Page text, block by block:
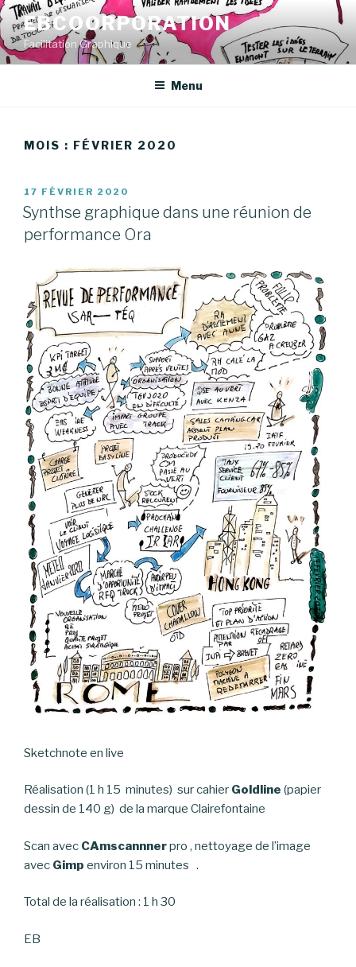
Aller
au
contenu
principal
EBCOORPORATION
Facilitation Graphique
Menu
MOIS : FÉVRIER 2020
PUBLIÉ
LE
17 FÉVRIER 2020
Synthse graphique dans une réunion de
performance Ora
Sketchnote en live
Réalisation (1 h 15 minutes) sur cahier Goldline (papier
dessin de 140 g) de la marque Clairefontaine
Scan avec CAmscannnerpro , nettoyage de l’image
avec Gimp environ 15 minutes .
Total de la réalisation : 1 h 30
EB